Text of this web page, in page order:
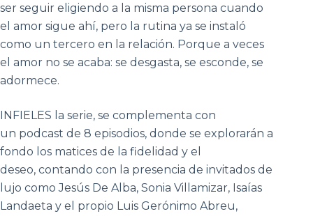
ser seguir eligiendo a la misma persona cuando
el amor sigue ahí, pero la rutina ya se instaló
como un tercero en la relación. Porque a veces
el amor no se acaba: se desgasta, se esconde, se
adormece.
INFIELES la serie, se complementa con
un podcast de 8 episodios, donde se explorarán a
fondo los matices de la fidelidad y el
deseo, contando con la presencia de invitados de
lujo como Jesús De Alba, Sonia Villamizar, Isaías
Landaeta y el propio Luis Gerónimo Abreu,